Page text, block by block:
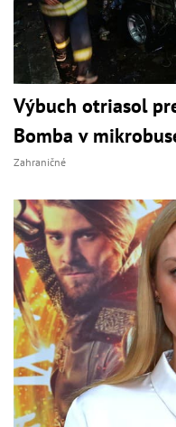
Výbuch otriasol
Bomba v
Zahraničné